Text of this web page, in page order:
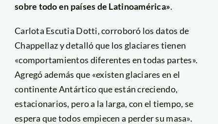
sobre todo en países de Latinoamérica».
Carlota Escutia Dotti, corroboró los datos de
Chappellaz y detalló que los glaciares tienen
«comportamientos diferentes en todas partes».
Agregó además que «existen glaciares en el
continente Antártico que están creciendo,
estacionarios, pero a la larga, con el tiempo, se
espera que todos empiecen a perder su masa».